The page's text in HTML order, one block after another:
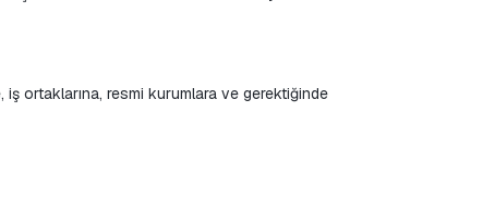
ortaklarına, resmi kurumlara ve gerektiğinde